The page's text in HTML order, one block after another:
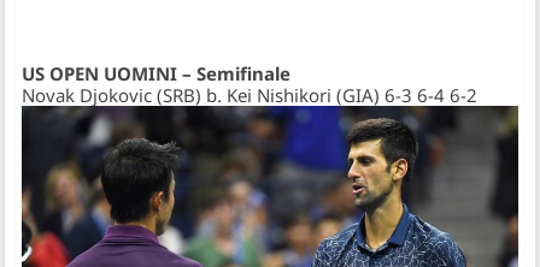
US OPEN UOMINI – Semifinale
Novak Djokovic (SRB) b. Kei Nishikori (GIA) 6-3 6-4 6-2